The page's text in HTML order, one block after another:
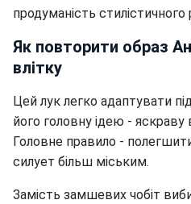
продуманість стилістичного
Як повторити образ
влітку
Цей лук легко адаптувати
його головну ідею - яскраву
Головне правило -
силует більш міським.
Замість замшевих чобіт